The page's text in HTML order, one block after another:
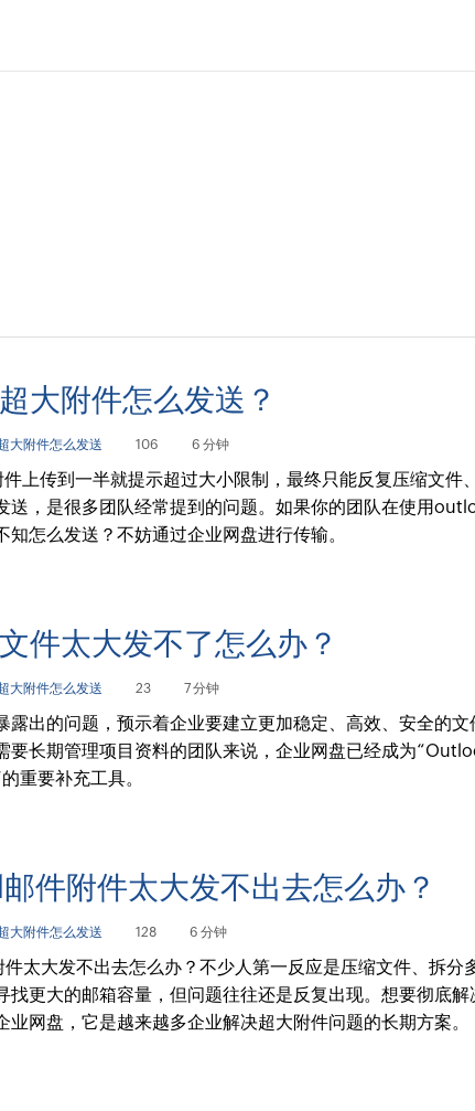
大附件怎么发送？
大附件怎么发送 106 6 分钟
上传到一半就提示超过大小限制，最终只能反复压缩文件
送，是很多团队经常提到的问题。如果你的团队在使用
知怎么发送？不妨通过企业网盘进行传输。
件太大发不了怎么办？
大附件怎么发送 23 7 分钟
露出的问题，预示着企业要建立更加稳定、高效、安全的文
要长期管理项目资料的团队来说，企业网盘已经成为
重要补充工具。
件附件太大发不出去怎么办？
大附件怎么发送 128 6 分钟
太大发不出去怎么办？不少人第一反应是压缩文件、拆分
找更大的邮箱容量，但问题往往还是反复出现。想要彻底解
业网盘，它是越来越多企业解决超大附件问题的长期方案。